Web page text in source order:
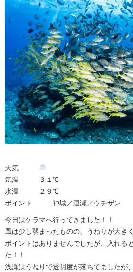
天気
気温 ３１℃
水温 ２９℃
ポイント 神城／運瀬／ウチザン
今日はケラマへ行ってきました！！
風は少し弱まったものの、うねりが大き
ポイントはありませんでしたが、入れる
た！！
浅瀬はうねりで透明度が落ちてましたが